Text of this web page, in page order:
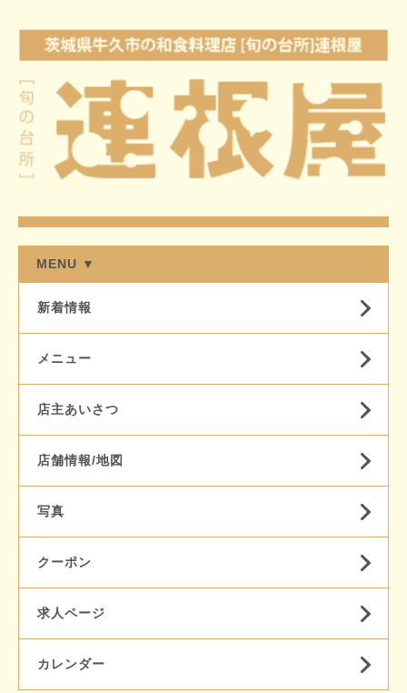
MENU ▼
新着情報
メニュー
店主あいさつ
店舗情報/地図
写真
クーポン
求人ページ
カレンダー